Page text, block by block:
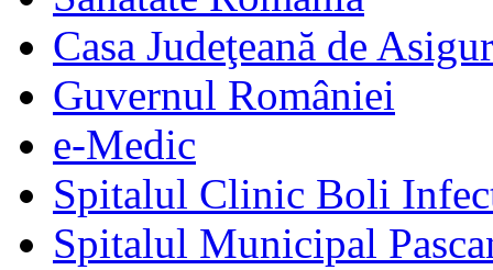
Casa Judeţeană de
Guvernul României
e-Medic
Spitalul Clinic Boli
Spitalul Municipal